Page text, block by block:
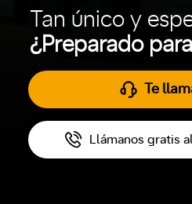
Tan único y
¿Preparado
Te
Llámanos gratis al